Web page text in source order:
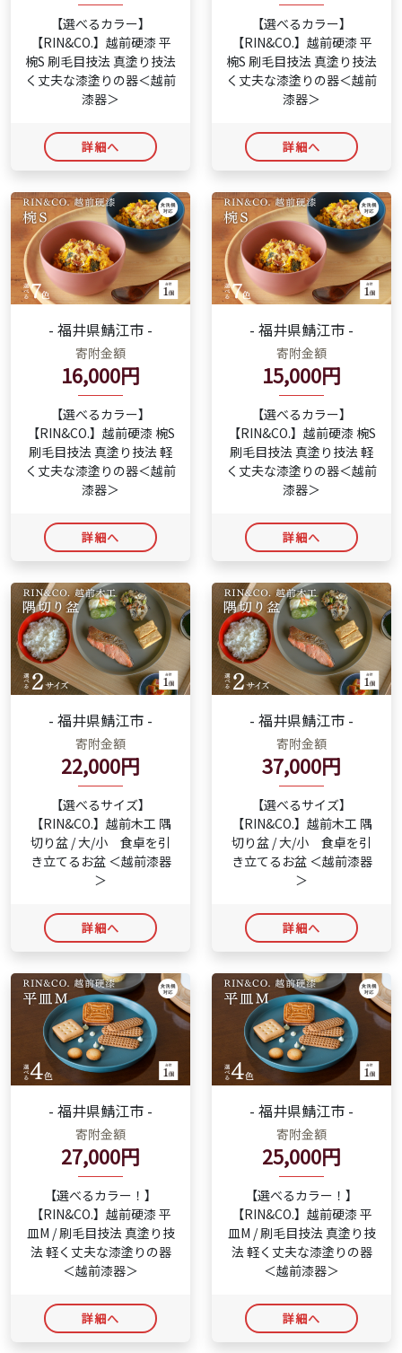
【選べるカラー】
【RIN&CO.】越前硬漆 平
椀S 刷毛目技法 真塗り技法
く丈夫な漆塗りの器＜越前
漆器＞
詳細へ
【選べるカラー】
【RIN&CO.】越前硬漆 平
椀S 刷毛目技法 真塗り技法
く丈夫な漆塗りの器＜越前
漆器＞
詳細へ
- 福井県鯖江市 -
寄附金額
16,000円
【選べるカラー】
【RIN&CO.】越前硬漆 椀S
刷毛目技法 真塗り技法 軽
く丈夫な漆塗りの器＜越前
漆器＞
詳細へ
- 福井県鯖江市 -
寄附金額
15,000円
【選べるカラー】
【RIN&CO.】越前硬漆 椀S
刷毛目技法 真塗り技法 軽
く丈夫な漆塗りの器＜越前
漆器＞
詳細へ
- 福井県鯖江市 -
寄附金額
22,000円
【選べるサイズ】
【RIN&CO.】越前木工 隅
切り盆 / 大/小 食卓を引
き立てるお盆 ＜越前漆器
＞
詳細へ
- 福井県鯖江市 -
寄附金額
37,000円
【選べるサイズ】
【RIN&CO.】越前木工 隅
切り盆 / 大/小 食卓を引
き立てるお盆 ＜越前漆器
＞
詳細へ
- 福井県鯖江市 -
寄附金額
27,000円
【選べるカラー！】
【RIN&CO.】越前硬漆 平
皿M / 刷毛目技法 真塗り技
法 軽く丈夫な漆塗りの器
＜越前漆器＞
詳細へ
- 福井県鯖江市 -
寄附金額
25,000円
【選べるカラー！】
【RIN&CO.】越前硬漆 平
皿M / 刷毛目技法 真塗り技
法 軽く丈夫な漆塗りの器
＜越前漆器＞
詳細へ